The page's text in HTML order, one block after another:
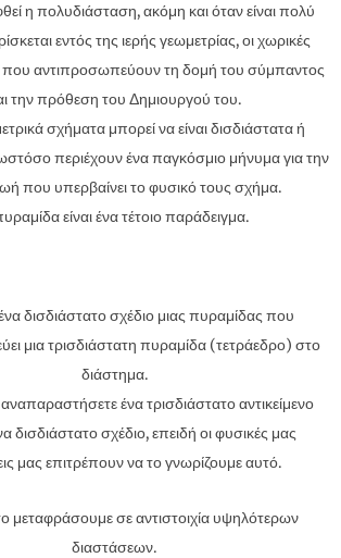
η πολυδιάσταση, ακόμη και όταν είναι πολύ
εντός της ιερής γεωμετρίας, οι χωρικές
που αντιπροσωπεύουν τη δομή του σύμπαντος
την πρόθεση του Δημιουργού του.
σχήματα μπορεί να είναι δισδιάστατα ή
περιέχουν ένα παγκόσμιο μήνυμα για την
που υπερβαίνει το φυσικό τους σχήμα.
είναι ένα τέτοιο παράδειγμα.
δισδιάστατο σχέδιο μιας πυραμίδας που
μια τρισδιάστατη πυραμίδα (τετράεδρο) στο
διάστημα.
ένα τρισδιάστατο αντικείμενο
δισδιάστατο σχέδιο, επειδή οι φυσικές μας
μας επιτρέπουν να το γνωρίζουμε αυτό.
μεταφράσουμε σε αντιστοιχία υψηλότερων
διαστάσεων.